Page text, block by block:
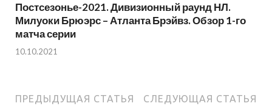
Постсезонье-2021. Дивизионный раунд НЛ.
Милуоки Брюэрс – Атланта Брэйвз. Обзор 1-го
матча серии
10.10.2021
ПРЕДЫДУЩАЯ СТАТЬЯ СЛЕДУЮЩАЯ СТАТЬЯ